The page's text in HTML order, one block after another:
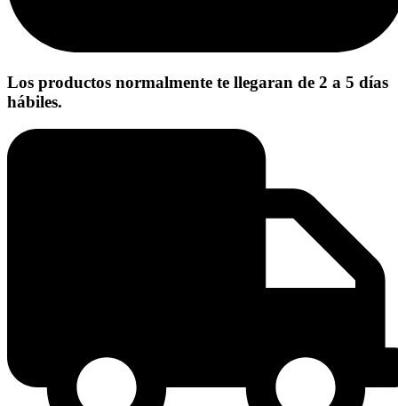
Los productos normalmente te llegaran de 2 a 5 días
hábiles.